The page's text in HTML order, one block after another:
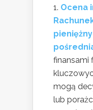
Ocena
finansami
mogą
lub